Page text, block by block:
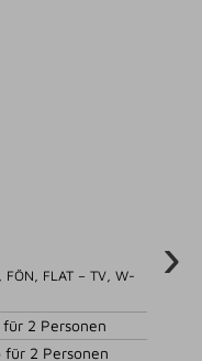
FLAT – TV, W-
2 Personen
2 Personen